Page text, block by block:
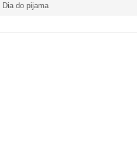
Dia do pijama